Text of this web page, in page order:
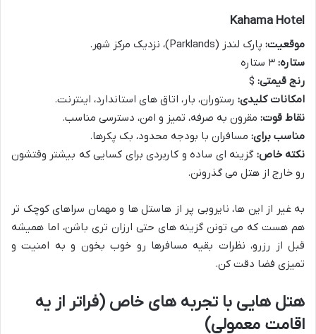
Kahama Hotel
موقعیت: پارک لندز (Parklands)، نزدیک مرکز شهر.
ستاره:
رنج قیمتی: $
امکانات کلیدی: رستوران، بار، اتاق های استاندارد، اینترنت.
نقاط قوت: مقرون به صرفه، تمیز و امن، دسترسی مناسب.
مناسب برای: مسافران با بودجه محدود، بک پکرها.
نکته خاص: گزینه ای ساده و کاربردی برای کسایی که بیشتر وقتشون
رو خارج از هتل می گذرونن.
به غیر از این ها، نایروبی پر از هاستل ها و مهمان سراهای کوچک تر
هم هست که می تونن گزینه های حتی ارزان تری باشن، اما همیشه
قبل از رزرو، نظرات بقیه مسافرها رو خوب بخون و به امنیت و
تمیزی فضا دقت کن.
هتل هایی با تجربه های خاص (فراتر از یه
اقامت معمولی)